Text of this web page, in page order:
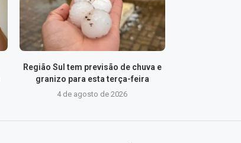
Região Sul tem previsão de chuva e
granizo para esta terça-feira
4 de agosto de 2026